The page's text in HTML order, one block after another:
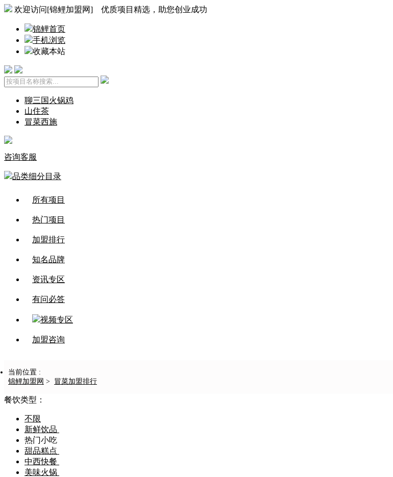
欢迎访问[锦鲤加盟网] 优质项目精选，助您创业成功
锦鲤首页
手机浏览
收藏本站
聊三国火锅鸡
山住茶
冒菜西施
咨询客服
品类细分目录
所有项目
热门项目
加盟排行
知名品牌
资讯专区
有问必答
视频专区
加盟咨询
当前位置 :
锦鲤加盟网 > 冒菜加盟排行
餐饮类型：
不限
新鲜饮品
热门小吃
甜品糕点
中西快餐
美味火锅